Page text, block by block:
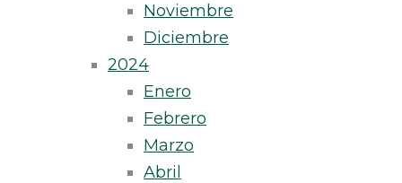
Noviembre
Diciembre
2024
Enero
Febrero
Marzo
Abril